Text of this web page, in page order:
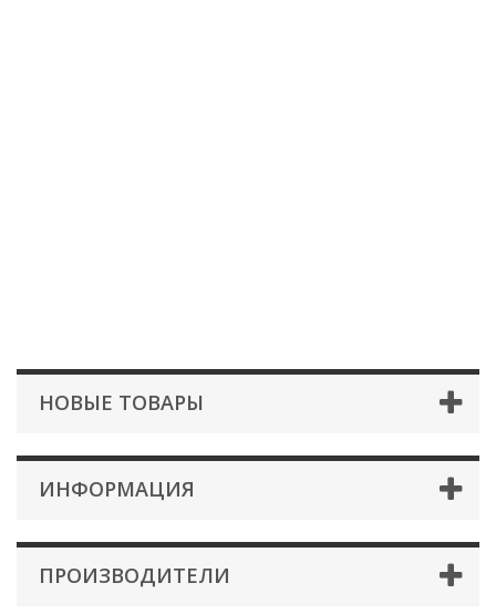
НОВЫЕ ТОВАРЫ
ИНФОРМАЦИЯ
ПРОИЗВОДИТЕЛИ